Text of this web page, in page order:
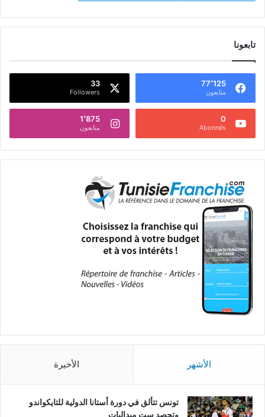
تابعونا
77٬125
متابعون
33
Followers
0
Abonnés
1٬875
متابعون
الأشهر الأخيرة
تونس تتألق في دورة أستانا الدولية للتايكواندو
وتحصد ست ميداليات